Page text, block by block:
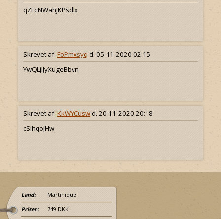
qZFoNWahJKPsdlx
Skrevet af: FoPmxsyq d. 05-11-2020 02:15
YwQLjIJyXugeBbvn
Skrevet af: KkWYCuswd. 20-11-2020 20:18
cSihqojHw
Land: Martinique
Prisen: 749 DKK